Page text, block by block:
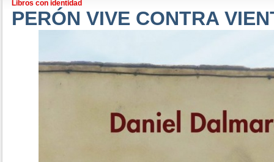
Libros con identidad
PERÓN VIVE CONTRA